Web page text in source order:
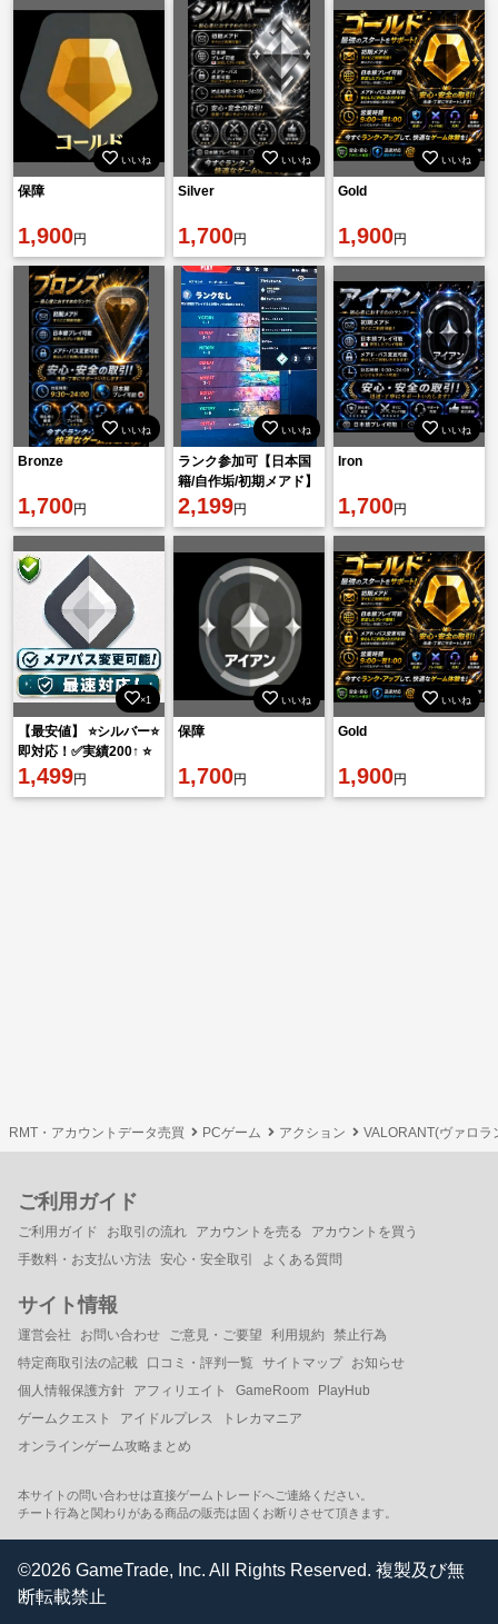
いいね
保障
1,900円
いいね
Silver
1,700円
いいね
Gold
1,900円
いいね
Bronze
1,700円
いいね
ランク参加可【日本国
籍/自作垢/初期メアド】
2,199円
いいね
Iron
1,700円
×1
【最安値】 ⭐️シルバー⭐️
即対応！✅実績200↑ ⭐️
メアパス即変更OK
1,499円
いいね
保障
1,700円
いいね
Gold
1,900円
RMT・アカウントデータ売買 PCゲーム アクション VALORANT(ヴァロラ
ご利用ガイド
ご利用ガイド お取引の流れ アカウントを売る
アカウントを買う
手数料・お支払い方法 安心・安全取引 よくある質問
サイト情報
運営会社 お問い合わせ ご意見・ご要望 利用規約
禁止行為
特定商取引法の記載
口コミ・評判一覧 サイトマップ
お知らせ
個人情報保護方針
アフィリエイト GameRoom
PlayHub
ゲームクエスト
アイドルプレス
トレカマニア
オンラインゲーム攻略まとめ
本サイトの問い合わせは直接ゲームトレードへご連絡ください。
チート行為と関わりがある商品の販売は固くお断りさせて頂きます。
©2026 GameTrade, Inc. All Rights Reserved. 複製及び無
断転載禁止